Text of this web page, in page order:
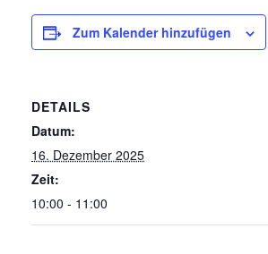
Zum Kalender hinzufügen
DETAILS
Datum:
16. Dezember 2025
Zeit:
10:00 - 11:00